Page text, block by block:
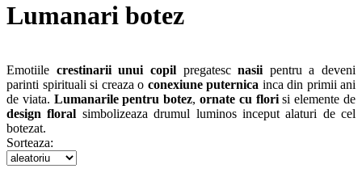
Lumanari botez
Emotiile crestinarii unui copilpregatescnasii pentru a deveni
parinti spirituali si creaza o conexiune puternica inca din primii ani
de viata. Lumanarile pentru botez,ornate cu florisi elemente de
design floral simbolizeaza drumul luminos inceput alaturi de cel
botezat.
Sorteaza: